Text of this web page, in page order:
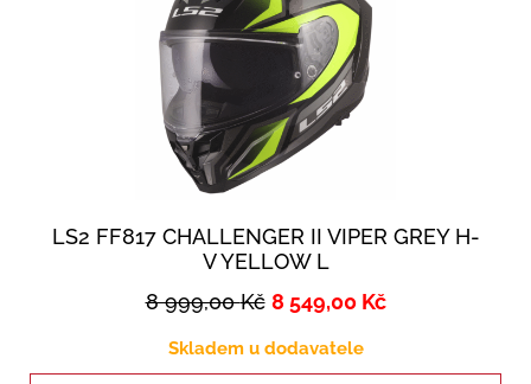
LS2 FF817 CHALLENGER II VIPER GREY H-
V YELLOW L
8 999,00Kč 8 549,00 Kč
Skladem u dodavatele